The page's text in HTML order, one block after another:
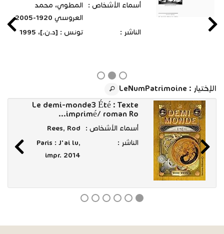
أسماء الأشخاص :
المطوي، محمد
العروسي 1920-2005
الناشر :
تونس : [د.ن.]، 1995
الإختيار : LeNumPatrimoine
Le demi-monde3 Été : Texte
imprimé/ roman Ro...
أسماء الأشخاص :
Rees, Rod
الناشر :
Paris : J'ai lu,
impr. 2014